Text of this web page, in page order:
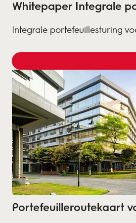
Whitepaper Integrale
Integrale portefeuillesturing
Portefeuilleroutekaart